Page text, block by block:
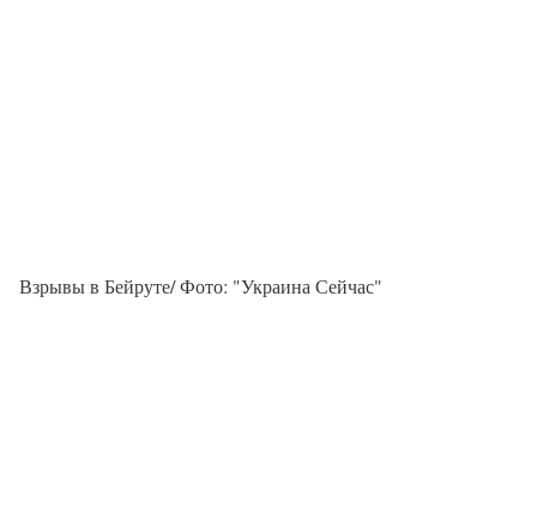
Взрывы в Бейруте/ Фото: "Украина Сейчас"